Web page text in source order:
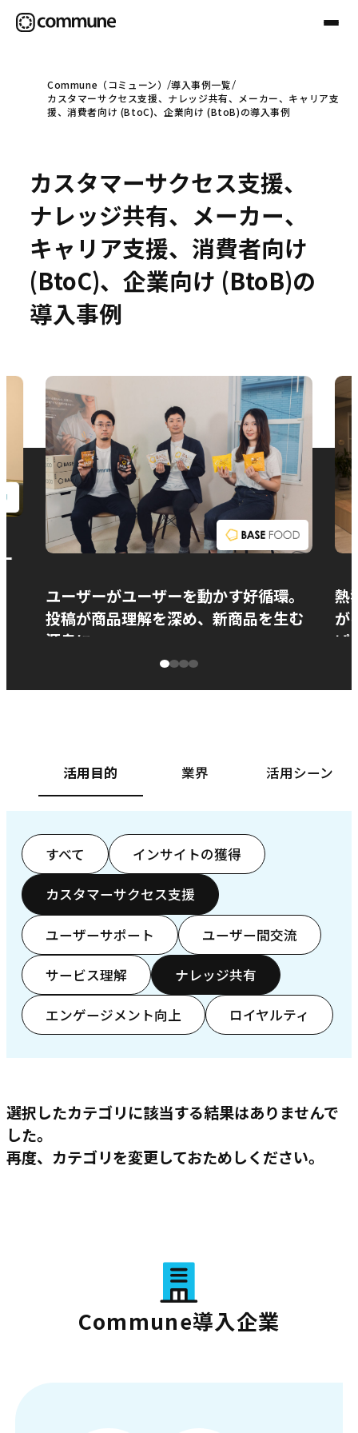
Communeについて
事例
セミナー
お問い合わせ
Commune（コミューン）
導入事例一覧
カスタマーサクセス支援、ナレッジ共有、メーカー、キャリア支
援、消費者向け (BtoC)、企業向け (BtoB)の導入事例
カスタマーサクセス支援、
ナレッジ共有、メーカー、
キャリア支援、消費者向け
(BtoC)、企業向け (BtoB)の
導入事例
ユーザーがユーザーを動かす好循環。
投稿が商品理解を深め、新商品を生む
源泉に
熱
が
ぱ
活用目的 業界 活用シーン
すべて インサイトの獲得
カスタマーサクセス支援
ユーザーサポート ユーザー間交流
サービス理解 ナレッジ共有
エンゲージメント向上 ロイヤルティ
選択したカテゴリに該当する結果はありませんで
した。
再度、カテゴリを変更しておためしください。
Commune導入企業